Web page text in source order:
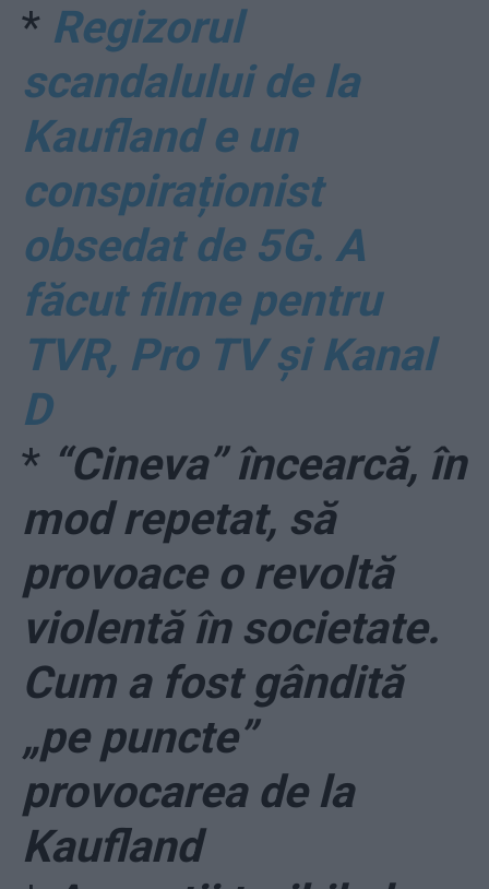
* Regizorul
scandalului de la
Kaufland e un
conspiraționist
obsedat de 5G. A
făcut filme pentru
TVR, Pro TV și Kanal
D
* “Cineva” încearcă, în
mod repetat, să
provoace o revoltă
violentă în societate.
Cum a fost gândită
„pe puncte”
provocarea de la
Kaufland